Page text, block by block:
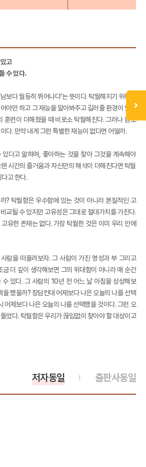
고
수 있다.
보다 월등히 뛰어나다’는 뜻이다. 탁월해지기 위해서
야만 하고 그 재능을 알아봐주고 길러줄 환경이 있어
훈련이 더해졌을 때 비로소 탁월해진다. 그러나 남보
다. 만약 내게 그런 특별한 재능이 없다면 어떨까.
다고 말하며, 좋아하는 것을 찾아 그것을 계속해야
시간의 즐거움과 자신만의 해석이 더해진다면 탁월
고 한다.
? 탁월함은 우수함에 있는 것이 아니라 본질적인 고
교될 수 있지만 고유성은 그대로 절대가치를 가진다.
유한 존재는 없다. 가장 탁월한 것은 이미 우리 안에
람을 떠올려보자. 그 사람이 가진 명성과 부 그리고
금 더 깊이 생각해보면 그의 위대함이 아니라 매 순간
있다. 그 사람의 10년 전 어느 날 아침을 상상해보
을 했을까? 장담컨대 어제보다 나은 오늘의 나를 선택
어제보다 나은 오늘의 나를 선택했을 것이다. 그런 오
었다. 탁월함은 우리가 끊임없이 찾아야 할 대상이고
출판사동일
저자동일